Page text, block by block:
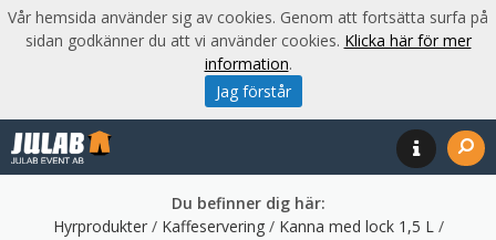
Du befinner dig här:
Hyrprodukter / Kaffeservering / Kanna med lock 1,5 L /
Vår hemsida använder sig av cookies. Genom att fortsätta surfa på
sidan godkänner du att vi använder cookies. Klicka här för mer
information.
Jag förstår